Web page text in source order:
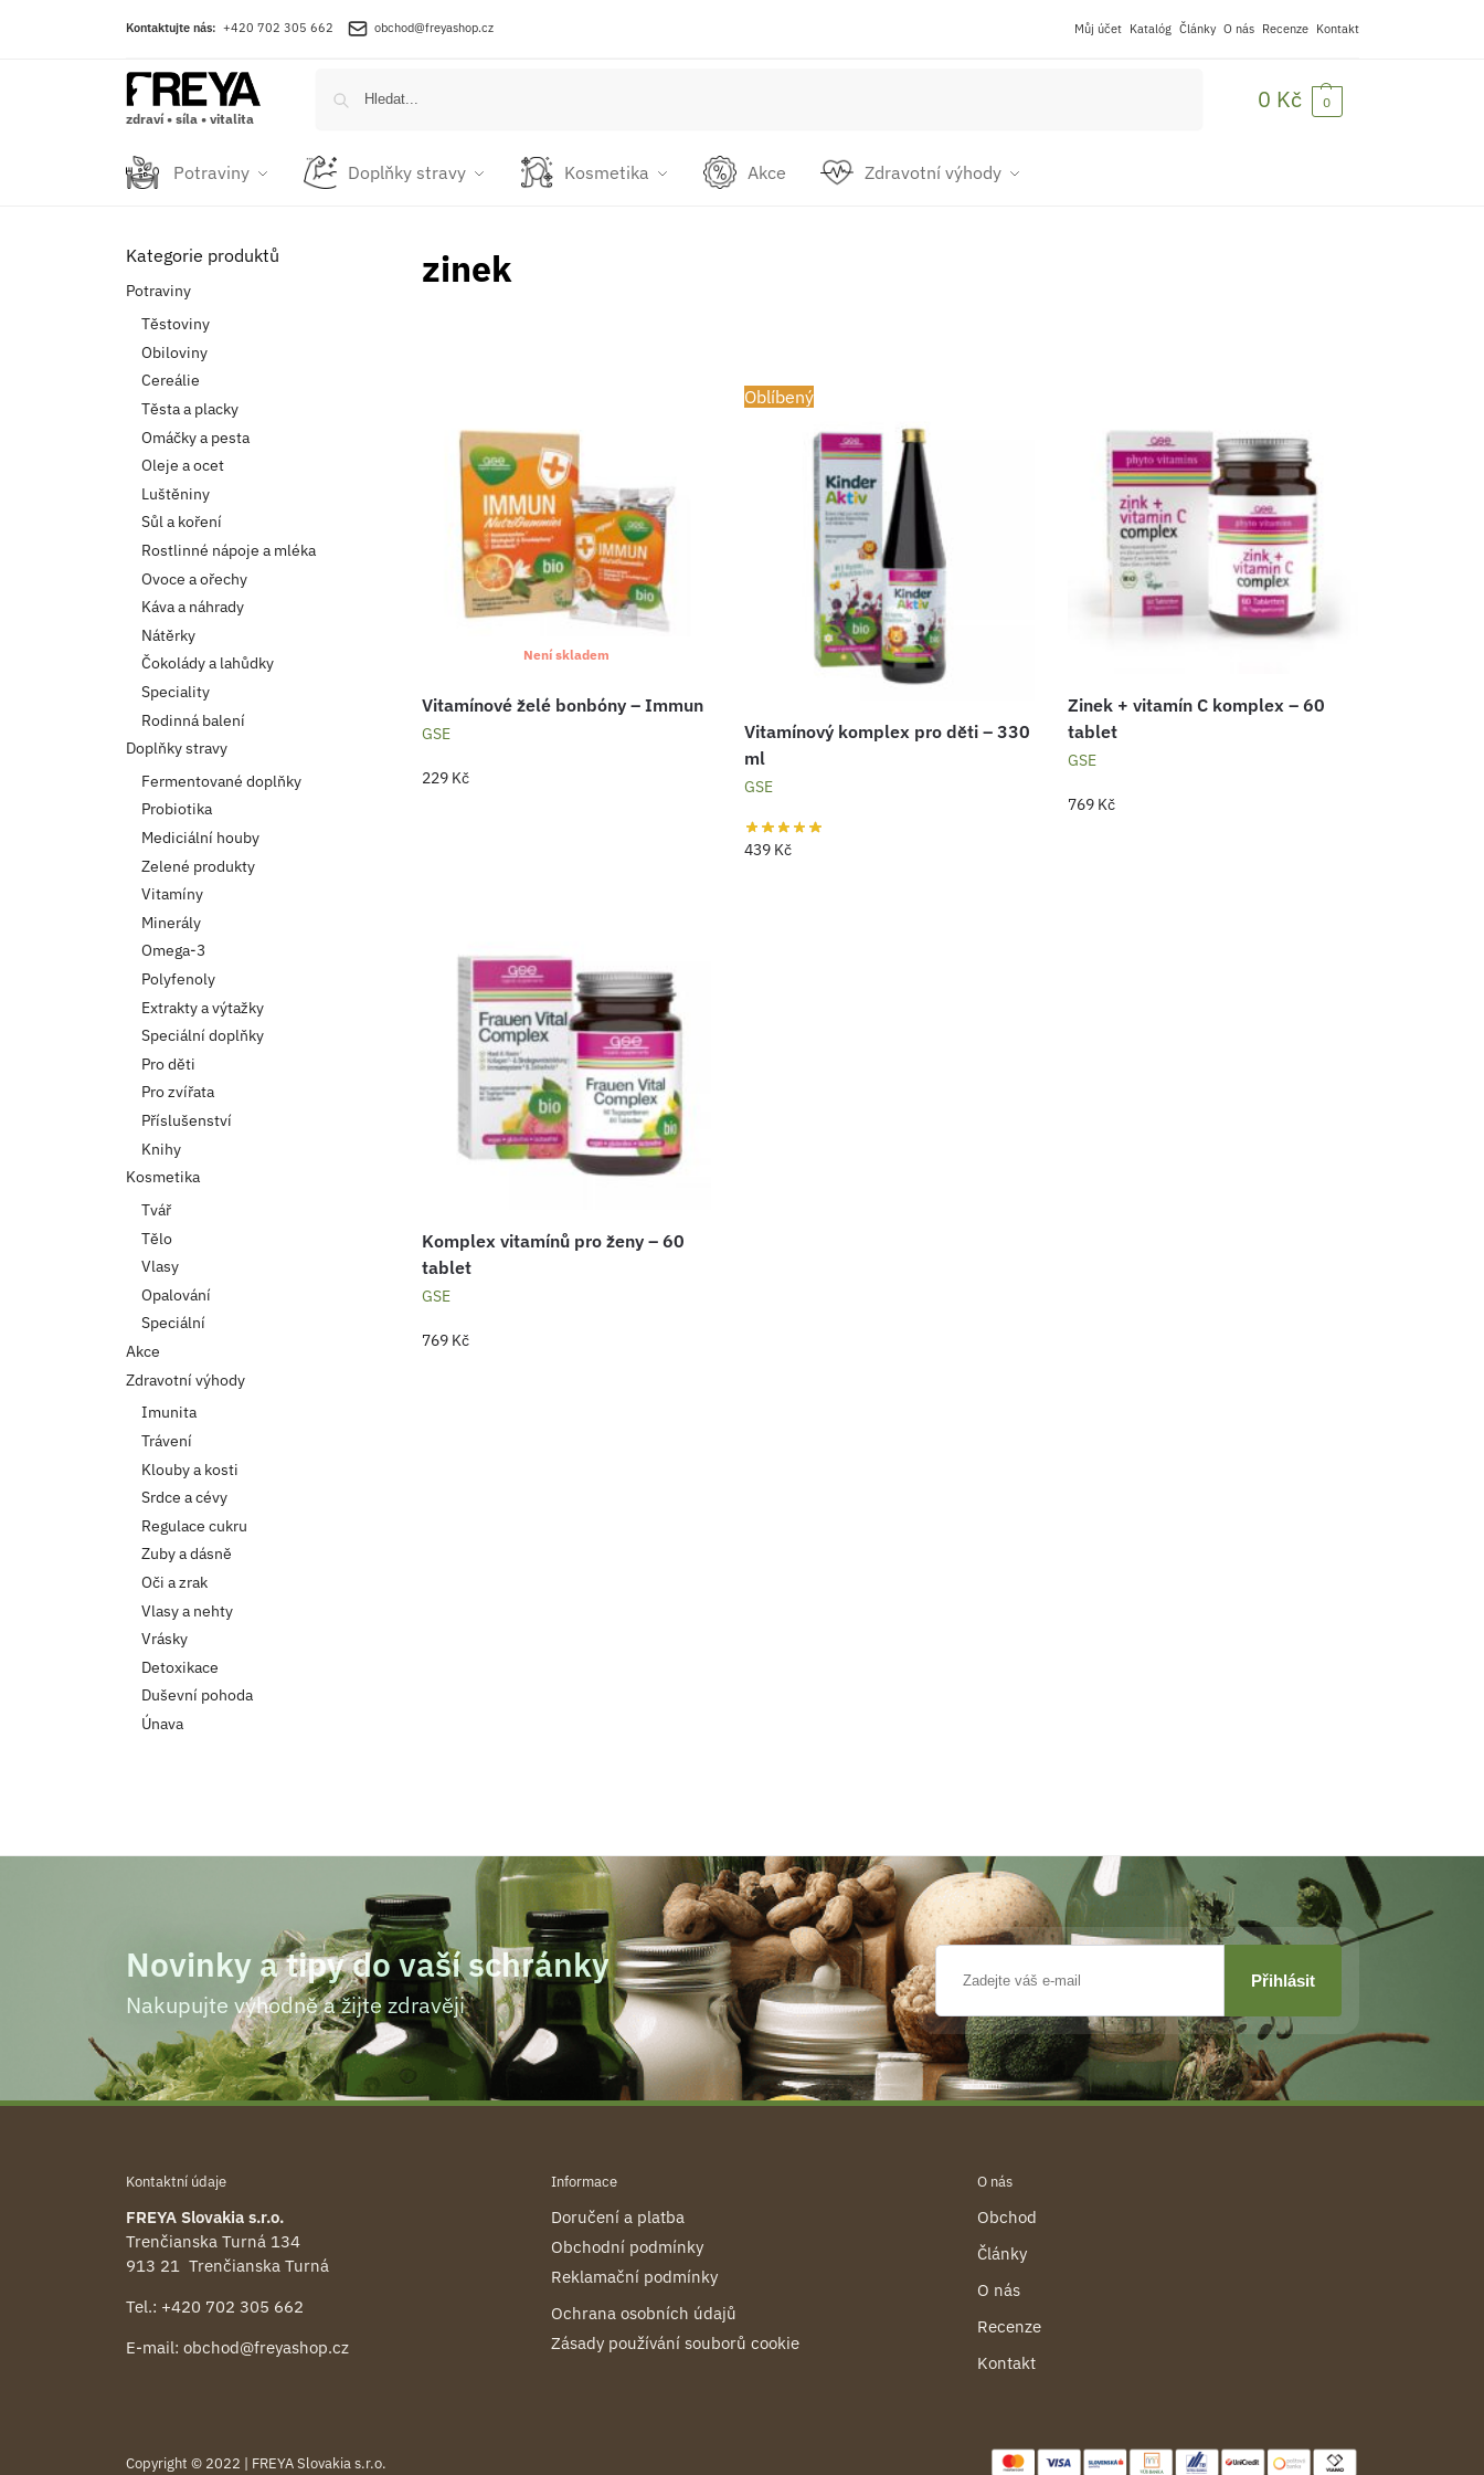
Kontaktujte nás: +420 702 305 662 obchod@freyashop.cz Můj účet Katalóg Články O nás Recenze Kontakt
zdraví • síla • vitalita
0 Kč 0
Potraviny Doplňky stravy Kosmetika Akce Zdravotní výhody
zinek
Není skladem
Vitamínové želé bonbóny – Immun
GSE
229 Kč
Oblíbený
Vitamínový komplex pro děti – 330
ml
GSE
439 Kč
Zinek + vitamín C komplex – 60
tablet
GSE
769 Kč
Komplex vitamínů pro ženy – 60
tablet
GSE
769 Kč
Kategorie produktů
Potraviny
Těstoviny
Obiloviny
Cereálie
Těsta a placky
Omáčky a pesta
Oleje a ocet
Luštěniny
Sůl a koření
Rostlinné nápoje a mléka
Ovoce a ořechy
Káva a náhrady
Nátěrky
Čokolády a lahůdky
Speciality
Rodinná balení
Doplňky stravy
Fermentované doplňky
Probiotika
Mediciální houby
Zelené produkty
Vitamíny
Minerály
Omega-3
Polyfenoly
Extrakty a výtažky
Speciální doplňky
Pro děti
Pro zvířata
Příslušenství
Knihy
Kosmetika
Tvář
Tělo
Vlasy
Opalování
Speciální
Akce
Zdravotní výhody
Imunita
Trávení
Klouby a kosti
Srdce a cévy
Regulace cukru
Zuby a dásně
Oči a zrak
Vlasy a nehty
Vrásky
Detoxikace
Duševní pohoda
Únava
Novinky a tipy do vaší schránky
Nakupujte výhodně a žijte zdravěji
Kontaktní údaje
FREYA Slovakia s.r.o.
Trenčianska Turná 134
913 21 Trenčianska Turná
Tel.: +420 702 305 662
E-mail: obchod@freyashop.cz
Informace
Doručení a platba
Obchodní podmínky
Reklamační podmínky
Ochrana osobních údajů
Zásady používání souborů cookie
O nás
Obchod
Články
O nás
Recenze
Kontakt
Copyright © 2022 | FREYA Slovakia s.r.o.